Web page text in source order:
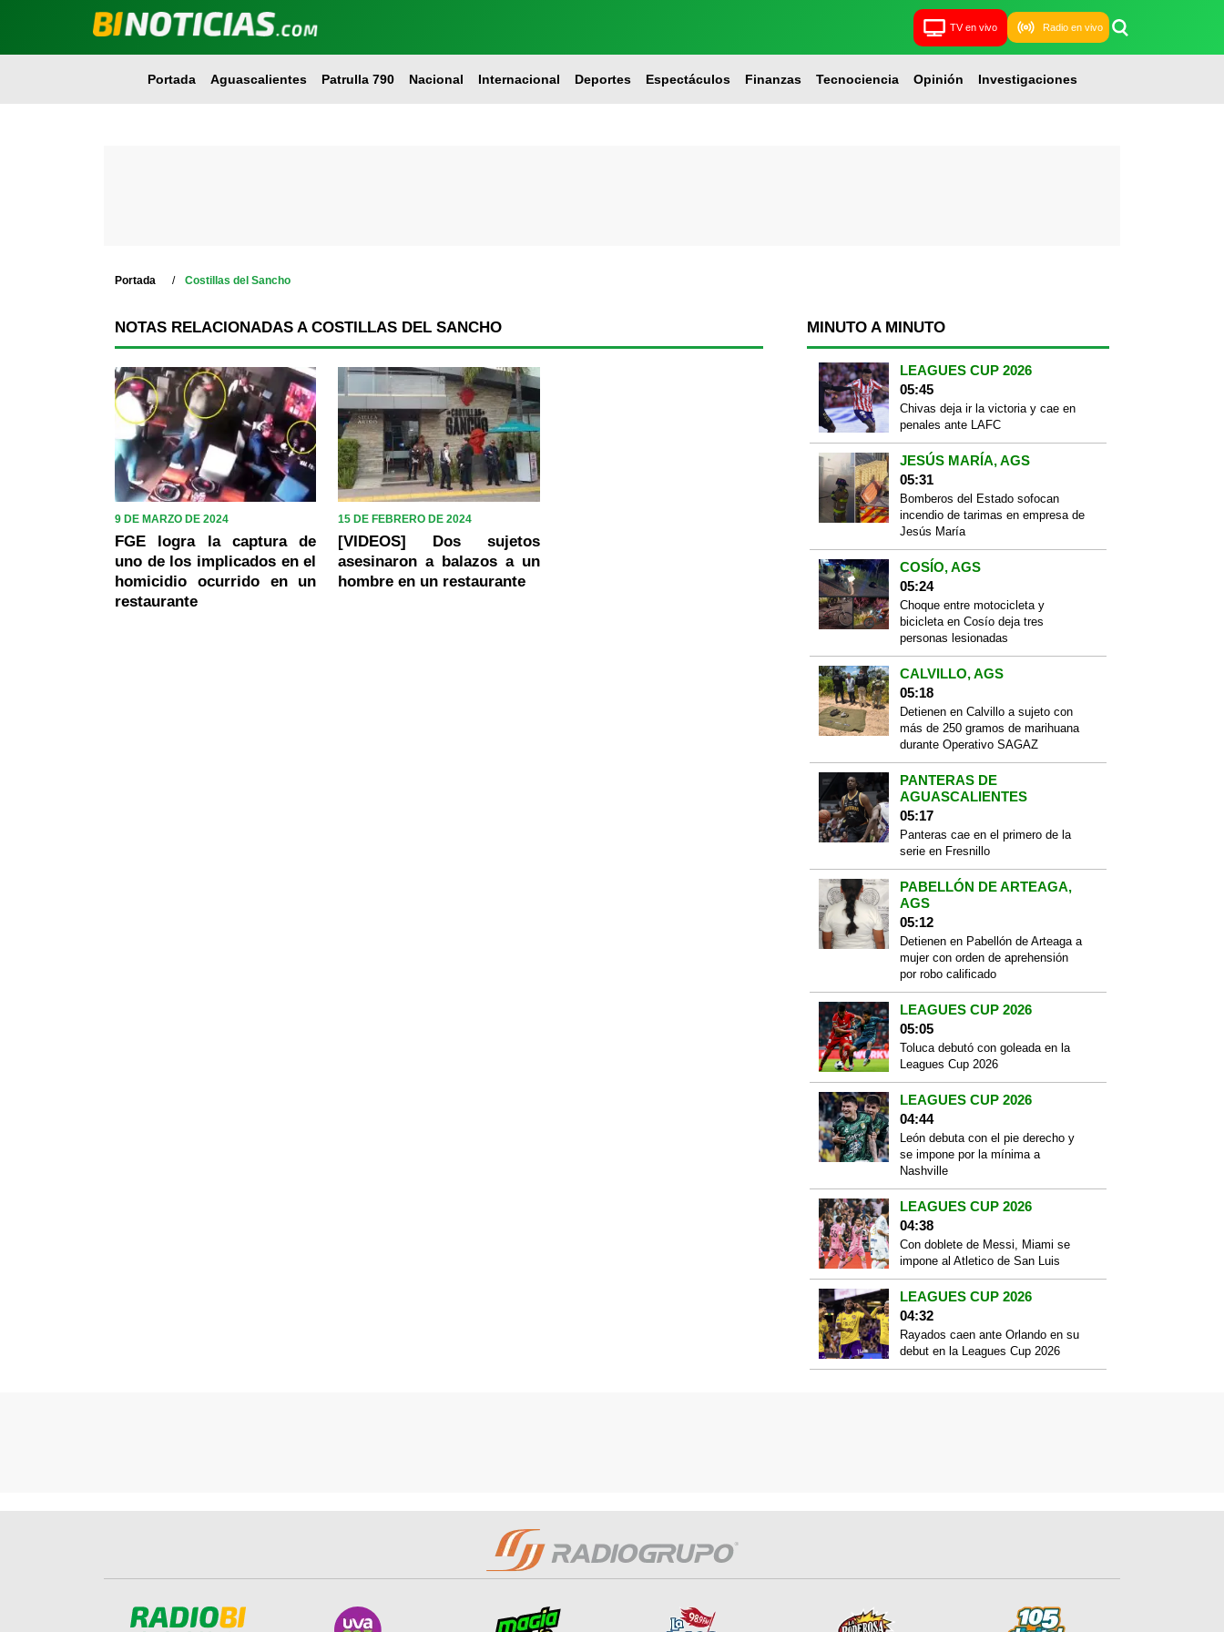
TV en vivo Radio en vivo
Portada Aguascalientes Patrulla 790 Nacional Internacional Deportes Espectáculos Finanzas Tecnociencia Opinión Investigaciones
Portada Costillas del Sancho
NOTAS RELACIONADAS A COSTILLAS DEL SANCHO
9 DE MARZO DE 2024
FGE logra la captura de
uno de los implicados en el
homicidio ocurrido en un
restaurante
15 DE FEBRERO DE 2024
[VIDEOS] Dos sujetos
asesinaron a balazos a un
hombre en un restaurante
MINUTO A MINUTO
LEAGUES CUP 2026
05:45
Chivas deja ir la victoria y cae en
penales ante LAFC
JESÚS MARÍA, AGS
05:31
Bomberos del Estado sofocan
incendio de tarimas en empresa de
Jesús María
COSÍO, AGS
05:24
Choque entre motocicleta y
bicicleta en Cosío deja tres
personas lesionadas
CALVILLO, AGS
05:18
Detienen en Calvillo a sujeto con
más de 250 gramos de marihuana
durante Operativo SAGAZ
PANTERAS DE
AGUASCALIENTES
05:17
Panteras cae en el primero de la
serie en Fresnillo
PABELLÓN DE ARTEAGA,
AGS
05:12
Detienen en Pabellón de Arteaga a
mujer con orden de aprehensión
por robo calificado
LEAGUES CUP 2026
05:05
Toluca debutó con goleada en la
Leagues Cup 2026
LEAGUES CUP 2026
04:44
León debuta con el pie derecho y
se impone por la mínima a
Nashville
LEAGUES CUP 2026
04:38
Con doblete de Messi, Miami se
impone al Atletico de San Luis
LEAGUES CUP 2026
04:32
Rayados caen ante Orlando en su
debut en la Leagues Cup 2026